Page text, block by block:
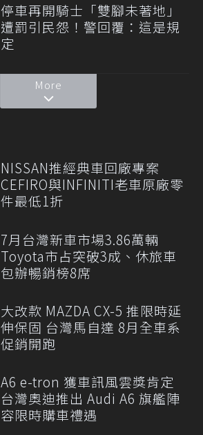
停車再開騎士「雙腳未著地」
遭罰引民怨！警回覆：這是規
定
More
NISSAN推經典車回廠專案
CEFIRO與INFINITI老車原廠零
件最低1折
7月台灣新車市場3.86萬輛
Toyota市占突破3成、休旅車
包辦暢銷榜8席
大改款 MAZDA CX-5 推限時延
伸保固 台灣馬自達 8月全車系
促銷開跑
A6 e-tron 獲車訊風雲獎肯定
台灣奧迪推出 Audi A6 旗艦陣
容限時購車禮遇